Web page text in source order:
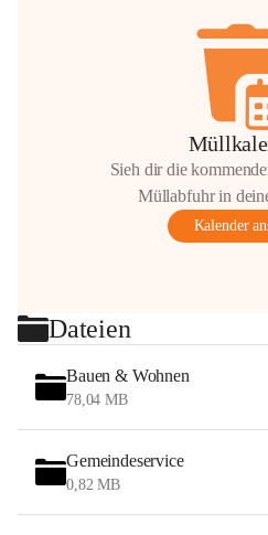
Sieh dir die
Müllabfuhr in
Kalender
Dateien
Bauen & Wohnen
78,04 MB
Gemeindeservice
0,82 MB